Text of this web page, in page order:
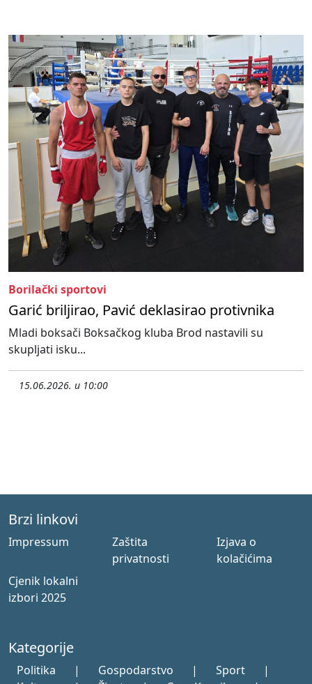
Borilački sportovi
Garić briljirao, Pavić deklasirao protivnika
Mladi boksači Boksačkog kluba Brod nastavili su
skupljati isku...
15.06.2026. u 10:00
Brzi linkovi
Impressum
Zaštita
privatnosti
Izjava o
kolačićima
Cjenik lokalni
izbori 2025
Kategorije
Politika | Gospodarstvo | Sport
|